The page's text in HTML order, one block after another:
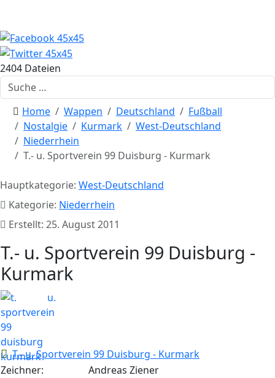
2404 Dateien
Suchen
Home Wappen Deutschland
Fußball
Nostalgie
Kurmark
West-Deutschland
Niederrhein
T.- u. Sportverein 99 Duisburg - Kurmark
Hauptkategorie: West-Deutschland
Kategorie: Niederrhein
Erstellt: 25. August 2011
T.- u. Sportverein 99 Duisburg -
Kurmark
T.- u. Sportverein 99 Duisburg - Kurmark
Zeichner:
Andreas Ziener